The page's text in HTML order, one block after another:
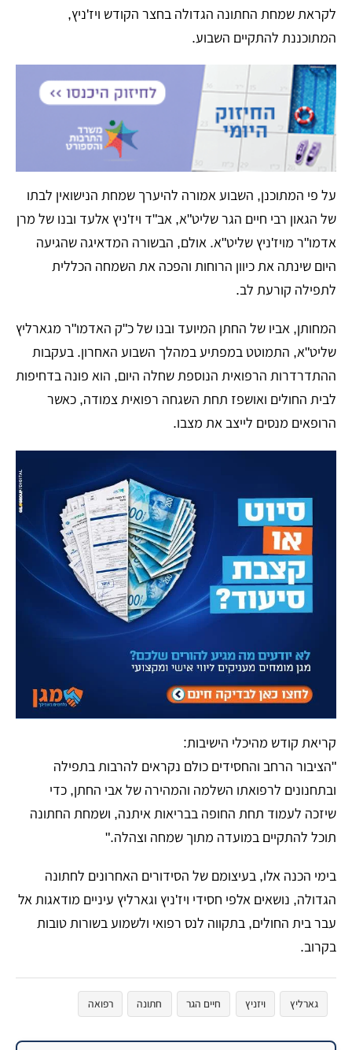
לקראת שמחת החתונה הגדולה בחצר הקודש ויז'ניץ,
המתוכננת להתקיים השבוע.
על פי המתוכנן, השבוע אמורה להיערך שמחת הנישואין לבתו
של הגאון רבי חיים הגר שליט"א, אב"ד ויז'ניץ אלעד ובנו של מרן
אדמו"ר מויז'ניץ שליט"א. אולם, הבשורה המדאיגה שהגיעה
היום שינתה את כיוון הרוחות והפכה את השמחה הכללית
לתפילה קורעת לב.
המחותן, אביו של החתן המיועד ובנו של כ"ק האדמו"ר מגארליץ
שליט"א, התמוטט במפתיע במהלך השבוע האחרון. בעקבות
ההתדרדרות הרפואית הנוספת שחלה היום, הוא פונה בדחיפות
לבית החולים ואושפז תחת השגחה רפואית צמודה, כאשר
הרופאים מנסים לייצב את מצבו.
קריאת קודש מהיכלי הישיבות:
"הציבור הרחב והחסידים כולם נקראים להרבות בתפילה
ובתחנונים לרפואתו השלמה והמהירה של אבי החתן, כדי
שיזכה לעמוד תחת החופה בבריאות איתנה, ושמחת החתונה
תוכל להתקיים במועדה מתוך שמחה וצהלה."
בימי הכנה אלו, בעיצומם של הסידורים האחרונים לחתונה
הגדולה, נושאים אלפי חסידי ויז'ניץ וגארליץ עיניים מודאגות אל
עבר בית החולים, בתקווה לנס רפואי ולשמוע בשורות טובות
בקרוב.
גארליץ ויזניץ חיים הגר חתונה רפואה